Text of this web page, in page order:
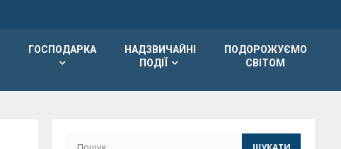
ГОСПОДАРКА
НАДЗВИЧАЙНІ
ПОДІЇ
ПОДОРОЖУЄМО
СВІТОМ
Пошук: